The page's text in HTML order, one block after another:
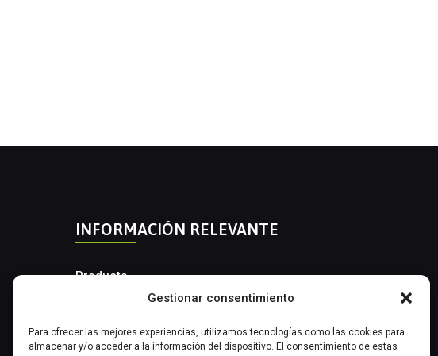
Gestionar consentimiento
Para ofrecer las mejores experiencias, utilizamos tecnologías como las cookies para
almacenar y/o acceder a la información del dispositivo. El consentimiento de estas
INFORMACIÓN RELEVANTE
Producto
Instrumentación Industrial